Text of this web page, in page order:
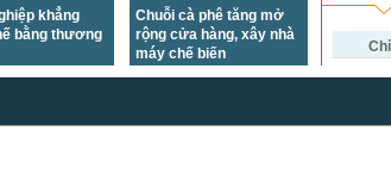
khẳng
bằng thương
Chuỗi cà phê tăng mở
rộng cửa hàng, xây nhà
máy chế biến
US
US
US